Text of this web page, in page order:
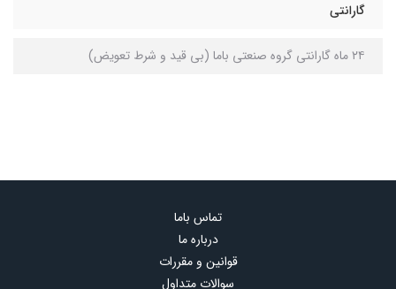
گارانتی
۲۴ ماه گارانتی گروه صنعتی باما (بی قید و شرط تعویض)
تماس باما
درباره ما
قوانین و مقررات
سوالات متداول